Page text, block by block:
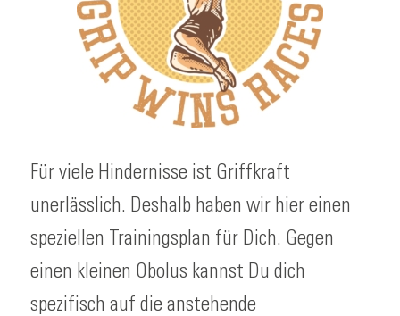
Für viele Hindernisse ist Griffkraft
unerlässlich. Deshalb haben wir hier einen
speziellen Trainingsplan für Dich. Gegen
einen kleinen Obolus kannst Du dich
spezifisch auf die anstehende